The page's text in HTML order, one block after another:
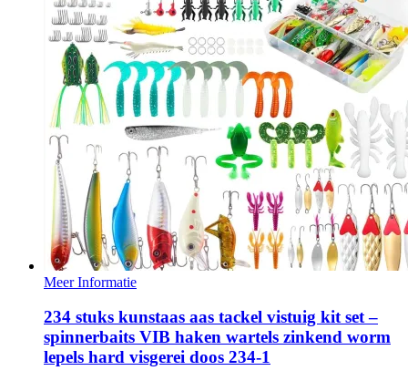
Meer Informatie
234 stuks kunstaas aas tackel vistuig kit set –
spinnerbaits VIB haken wartels zinkend worm
lepels hard visgerei doos 234-1